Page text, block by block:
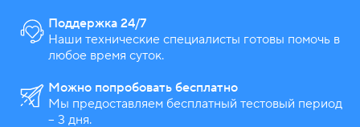
Поддержка 24/7
Наши технические специалисты готовы помочь в
любое время суток.
Можно попробовать бесплатно
Мы предоставляем бесплатный тестовый период
– 3 дня.